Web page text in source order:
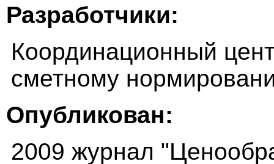
Разработчики:
Координационный
сметному
Опубликован:
2009 журнал